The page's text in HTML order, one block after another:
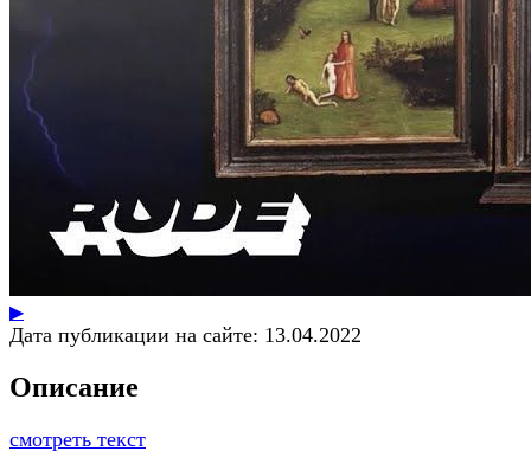
▶
Дата публикации на сайте: 13.04.2022
Описание
смотреть текст